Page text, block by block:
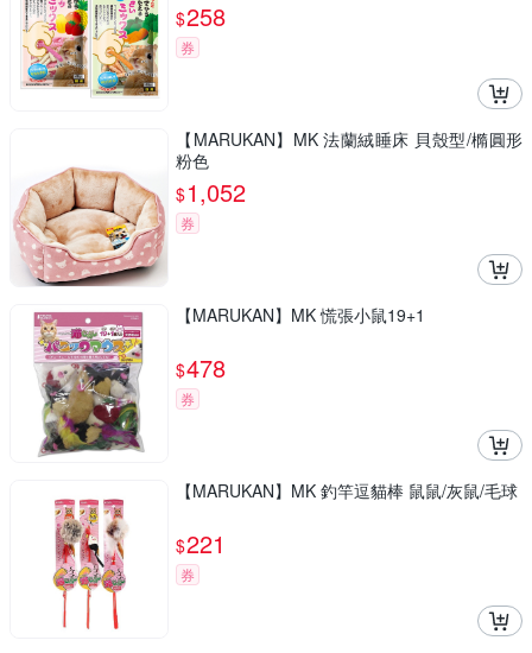
$258
券
【MARUKAN】MK 法蘭絨睡床 貝殼型/橢圓形
粉色
$1,052
券
【MARUKAN】MK 慌張小鼠19+1
$478
券
【MARUKAN】MK 釣竿逗貓棒 鼠鼠/灰鼠/毛球
$221
券